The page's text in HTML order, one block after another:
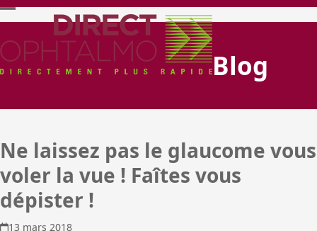
Skip
to
content
Open
mobile
menu
Close
mobile
menu
Blog
Ne laissez pas le glaucome vous
voler la vue ! Faîtes vous
dépister !
13 mars 2018